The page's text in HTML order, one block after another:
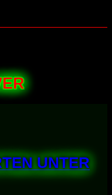
UNTER